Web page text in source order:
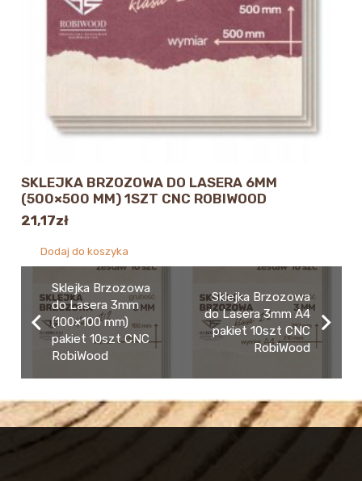
SKLEJKA BRZOZOWA DO LASERA 6MM
(500×500 MM) 1SZT CNC ROBIWOOD
21,17zł
Dodaj do koszyka
Sklejka Brzozowa
do Lasera 3mm
(100×100 mm)
pakiet 10szt CNC
RobiWood
Sklejka Brzozowa
do Lasera 3mm A4
pakiet 10szt CNC
RobiWood